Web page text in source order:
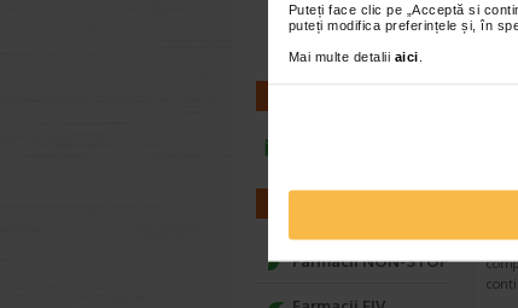
Puteți face clic pe „Acceptă si
puteți modifica preferințele și, în
Mai multe detalii aici
Seturi cadou
Baylis&Harding
Farmacii NON-STOP